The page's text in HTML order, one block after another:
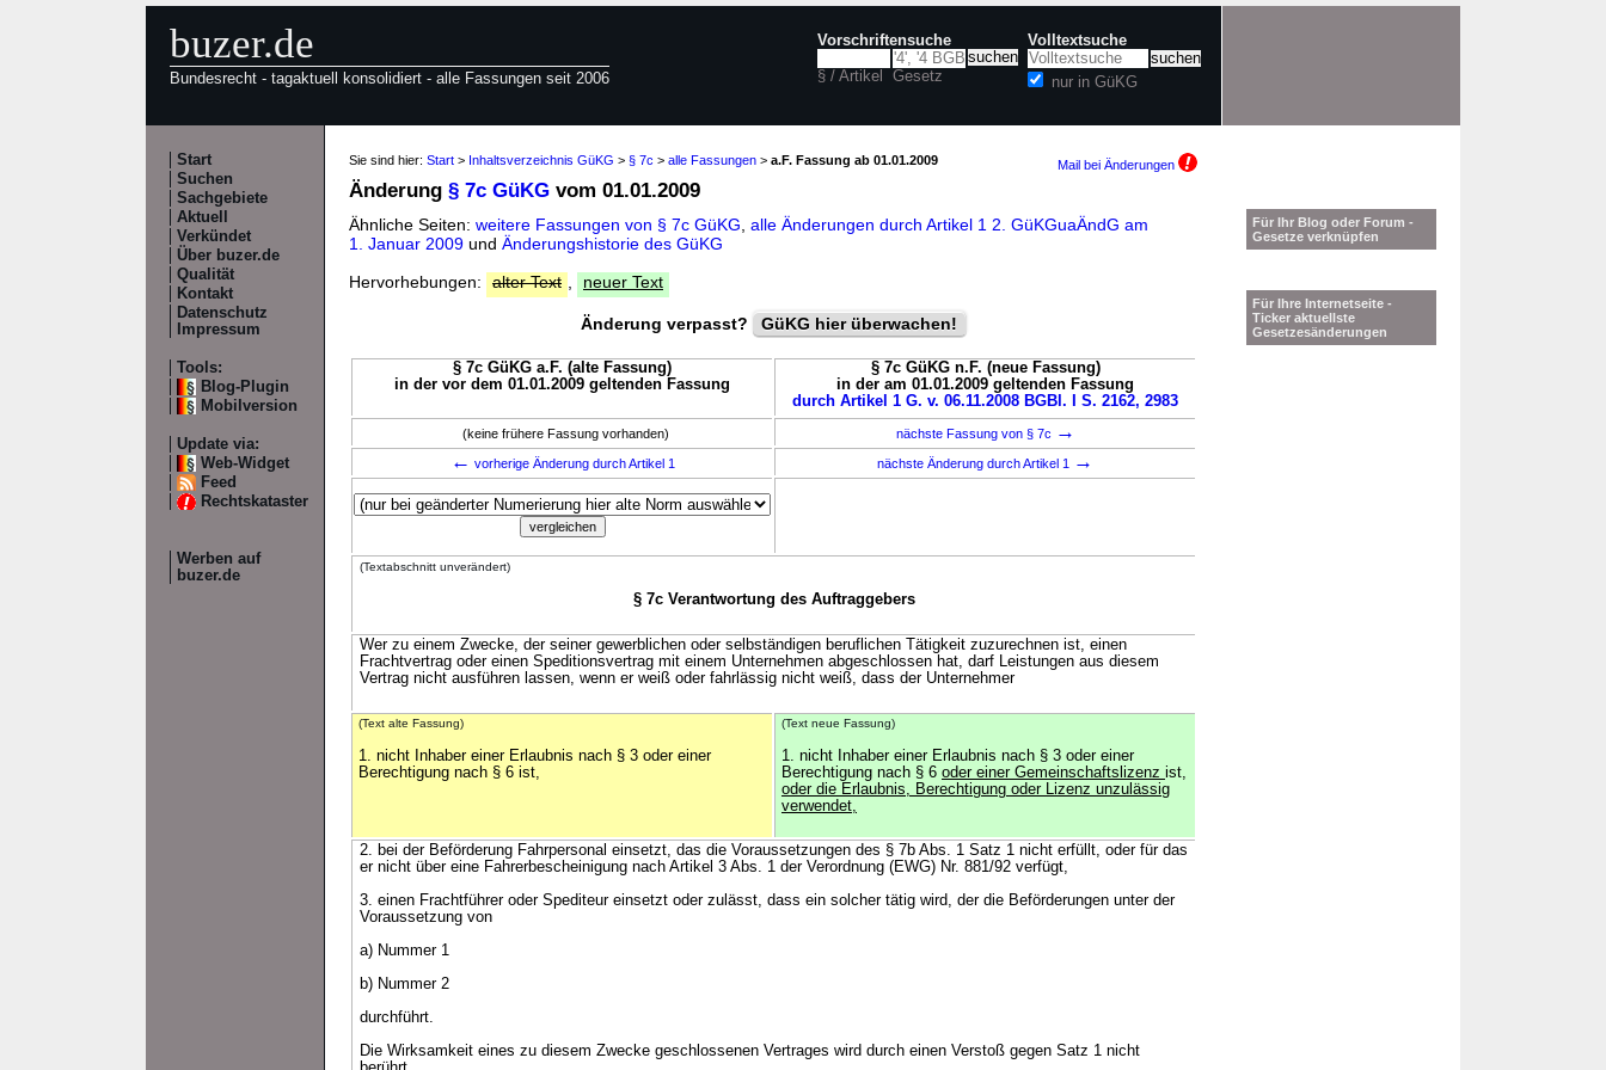
buzer.de
Bundesrecht - tagaktuell konsolidiert - alle Fassungen seit 2006
Vorschriftensuche
§ / Artikel Gesetz
Volltextsuche
nur in GüKG
Start
Suchen
Sachgebiete
Aktuell
Verkündet
Über buzer.de
Qualität
Kontakt
Datenschutz
Impressum
Tools:
Blog-Plugin
Mobilversion
Update via:
Web-Widget
Feed
Rechtskataster
Werben auf
buzer.de
Sie sind hier: Start > Inhaltsverzeichnis GüKG > § 7c > alle Fassungen > a.F. Fassung ab 01.01.2009 Mail bei Änderungen
Änderung § 7c GüKG vom 01.01.2009
Ähnliche Seiten: weitere Fassungen von § 7c GüKG alle Änderungen durch Artikel 1 2. GüKGuaÄndG am
1. Januar 2009 und Änderungshistorie des GüKG
Hervorhebungen:
alter Text neuer Text
Änderung verpasst? GüKG hier überwachen!
§ 7c GüKG a.F. (alte Fassung)
in der vor dem 01.01.2009 geltenden Fassung
§ 7c GüKG n.F. (neue Fassung)
in der am 01.01.2009 geltenden Fassung
durch Artikel 1 G. v. 06.11.2008 BGBl. I S. 2162, 2983
(keine frühere Fassung vorhanden) nächste Fassung von § 7c →
← vorherige Änderung durch Artikel 1 nächste Änderung durch Artikel 1 →
(Textabschnitt unverändert)
§ 7c Verantwortung des Auftraggebers
Wer zu einem Zwecke, der seiner gewerblichen oder selbständigen beruflichen Tätigkeit zuzurechnen ist, einen
Frachtvertrag oder einen Speditionsvertrag mit einem Unternehmen abgeschlossen hat, darf Leistungen aus diesem
Vertrag nicht ausführen lassen, wenn er weiß oder fahrlässig nicht weiß, dass der Unternehmer
(Text alte Fassung)
1. nicht Inhaber einer Erlaubnis nach § 3 oder einer
Berechtigung nach § 6 ist,
(Text neue Fassung)
1. nicht Inhaber einer Erlaubnis nach § 3 oder einer
Berechtigung nach § 6 oder einer Gemeinschaftslizenz ist,
oder die Erlaubnis, Berechtigung oder Lizenz unzulässig
verwendet,
2. bei der Beförderung Fahrpersonal einsetzt, das die Voraussetzungen des § 7b Abs. 1 Satz 1 nicht erfüllt, oder für das
er nicht über eine Fahrerbescheinigung nach Artikel 3 Abs. 1 der Verordnung (EWG) Nr. 881/92 verfügt,
3. einen Frachtführer oder Spediteur einsetzt oder zulässt, dass ein solcher tätig wird, der die Beförderungen unter der
Voraussetzung von
a) Nummer 1
b) Nummer 2
durchführt.
Die Wirksamkeit eines zu diesem Zwecke geschlossenen Vertrages wird durch einen Verstoß gegen Satz 1 nicht
Für Ihr Blog oder Forum -
Gesetze verknüpfen
Für Ihre Internetseite -
Ticker aktuellste
Gesetzesänderungen